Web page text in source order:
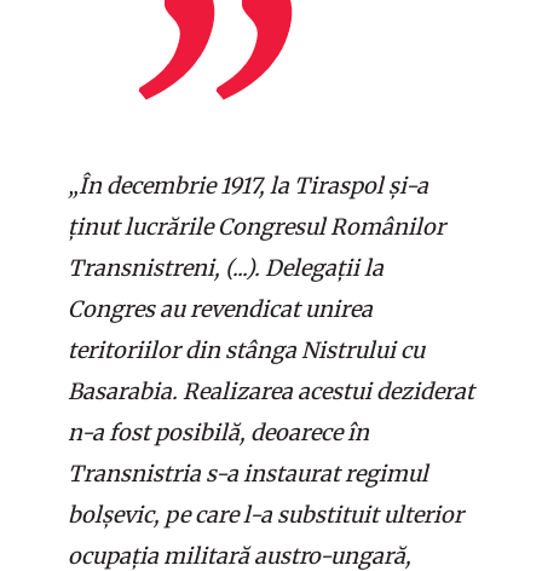
„În decembrie 1917, la Tiraspol și-a
ținut lucrările Congresul Românilor
Transnistreni, (...). Delegații la
Congres au revendicat unirea
teritoriilor din stânga Nistrului cu
Basarabia. Realizarea acestui deziderat
n-a fost posibilă, deoarece în
Transnistria s-a instaurat regimul
bolșevic, pe care l-a substituit ulterior
ocupația militară austro-ungară,